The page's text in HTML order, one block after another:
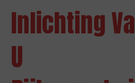
Inlichting Va
U